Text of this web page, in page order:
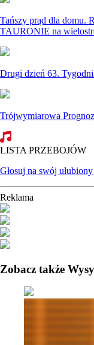
Tańszy prąd dla domu.
TAURONIE na
Drugi dzień 63.
Trójwymiarowa
LISTA PRZEBOJÓW
Głosuj na swój
Reklama
Zobacz także